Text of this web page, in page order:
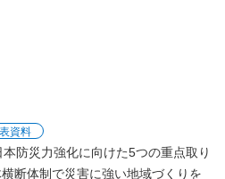
資料
防災力強化に向けた5つの重点取り
断体制で災害に強い地域づくりを